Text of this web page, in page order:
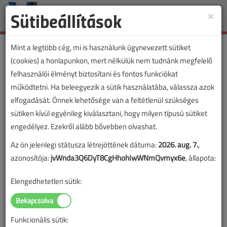
Toggle
×
Sütibeállítások
Mint a legtöbb cég, mi is használunk úgynevezett sütiket
(cookies) a honlapunkon, mert nélkülük nem tudnánk megfelelő
felhasználói élményt biztosítani és fontos funkciókat
működtetni. Ha beleegyezik a sütik használatába, válassza azok
elfogadását. Önnek lehetősége van a feltétlenül szükséges
sütiken kívül egyénileg kiválasztani, hogy milyen típusú sütiket
engedélyez. Ezekről alább bővebben olvashat.
Az ön jelenlegi státusza létrejöttének dátuma:2026. aug. 7.,
azonosítója:jvWnda3Q6DyT8CgHhohIwWNmQvmyx6e, állapota:
Elengedhetetlen sütik:
Funkcionális sütik: